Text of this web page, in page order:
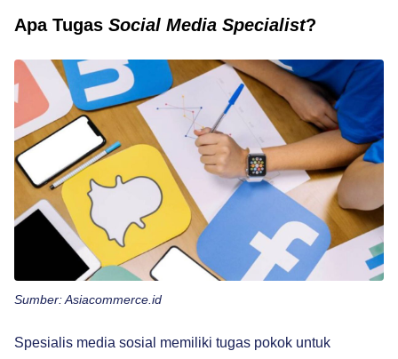
Apa Tugas Social Media Specialist?
Sumber: Asiacommerce.id
Spesialis media sosial memiliki tugas pokok untuk